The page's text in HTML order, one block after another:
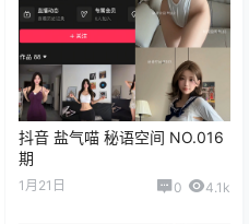
抖音 盐气喵 秘语空间 NO.016
期
1月21日 0 4.1k